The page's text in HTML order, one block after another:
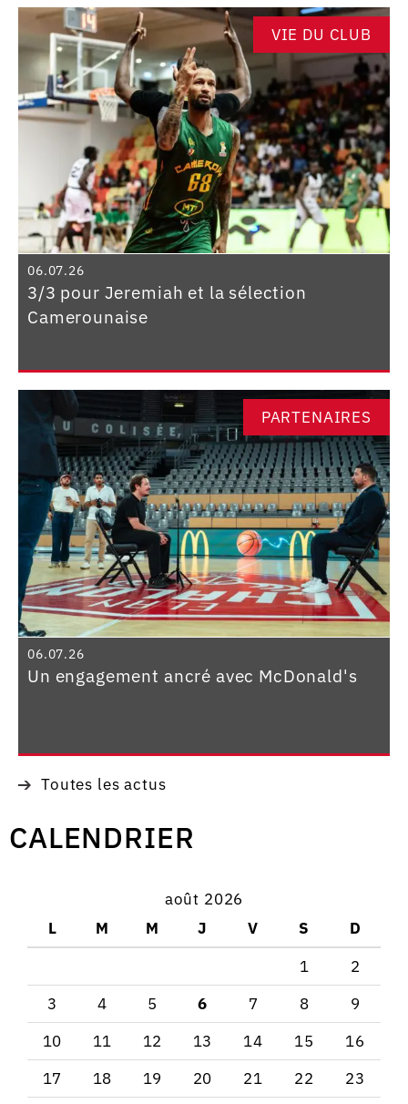
VIE DU CLUB
06.07.26
3/3 pour Jeremiah et la sélection
Camerounaise
PARTENAIRES
06.07.26
Un engagement ancré avec McDonald's
Toutes les actus
CALENDRIER
août 2026
L
M M J V S
D
1
2
3
4 5 6 7 8
9
10
11 12 13 14 15
16
17
18 19 20 21 22
23